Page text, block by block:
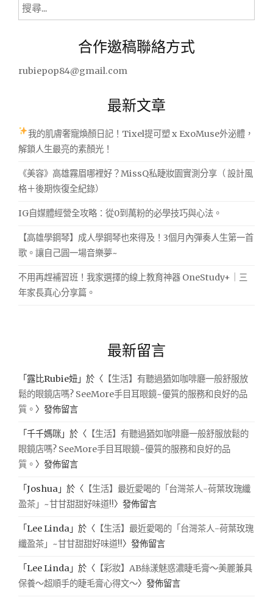
夜
潤
春
回
尋
合作邀稿聯絡方式
rubiepop84@gmail.com
最新文章
我的肌膚奢寵煥顏日記！Tixel提可塑 x ExoMuse外泌體，
解鎖人生最亮的素顏光！
《美容》高雄霧眉哪裡好？MissQ私睫妝園實測分享（ 設計風
格＋後期恢復全紀錄）
IG自媒體經營全攻略：從0到萬粉的必學技巧與心法。
【高雄學鋼琴】成人學鋼琴也來得及！3個月內彈奏人生第一首
歌。讓自己圓一場音樂夢~
不用再趕補習班！我家選擇的線上教育神器 OneStudy+｜三
年家長真心分享篇。
最新留言
「 露比Rubie妞 」於〈 【生活】有聽過猶如咖啡廳一般舒服放
鬆的眼鏡店嗎? SeeMore手目耳眼鏡~優質的服務和良好的品
質。 〉發佈留言
「千千媽咪 」於〈 【生活】有聽過猶如咖啡廳一般舒服放鬆的
眼鏡店嗎? SeeMore手目耳眼鏡~優質的服務和良好的品
質。 〉發佈留言
「Joshua 」於〈 【生活】最近愛喝的「台灣茶人-荷葉玫瑰纖
盈茶」~甘甘甜甜好味道!!〉發佈留言
「Lee Linda 」於〈 【生活】最近愛喝的「台灣茶人-荷葉玫瑰
纖盈茶」~甘甘甜甜好味道!!〉發佈留言
「Lee Linda 」於〈 【彩妝】AB絲漾魅惑濃睫毛膏～美麗兼具
保養～超順手的睫毛膏心得文～〉發佈留言